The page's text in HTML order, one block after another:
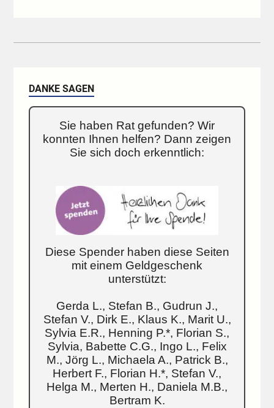
DANKE SAGEN
Sie haben Rat gefunden? Wir
konnten Ihnen helfen? Dann zeigen
Sie sich doch erkenntlich:
Diese Spender haben diese Seiten
mit einem Geldgeschenk
unterstützt:
Gerda L., Stefan B., Gudrun J.,
Stefan V., Dirk E., Klaus K., Marit U.,
Sylvia E.R., Henning P.*, Florian S.,
Sylvia, Babette C.G., Ingo L., Felix
M., Jörg L., Michaela A., Patrick B.,
Herbert F., Florian H.*, Stefan V.,
Helga M., Merten H., Daniela M.B.,
Bertram K.